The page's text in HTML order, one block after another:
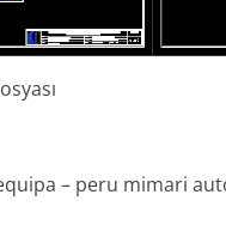
– peru mimari